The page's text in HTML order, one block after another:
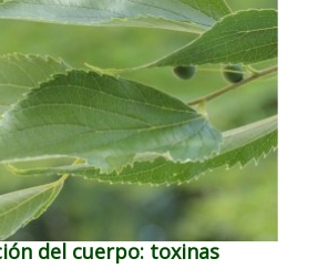
del cuerpo: toxinas